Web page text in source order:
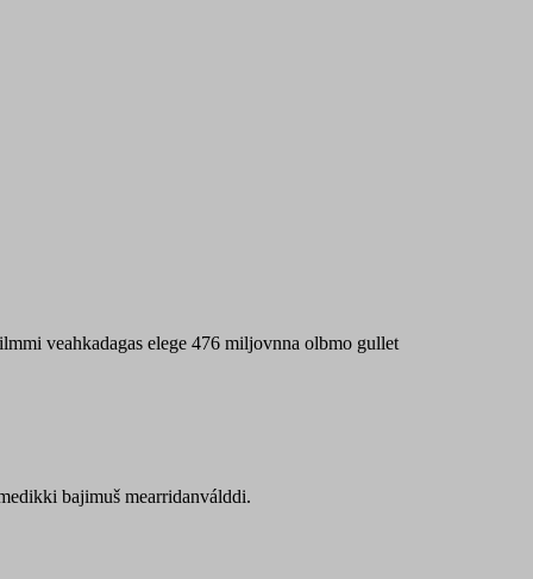
veahkadagas elege 476 miljovnna olbmo gullet
bajimuš mearridanválddi.